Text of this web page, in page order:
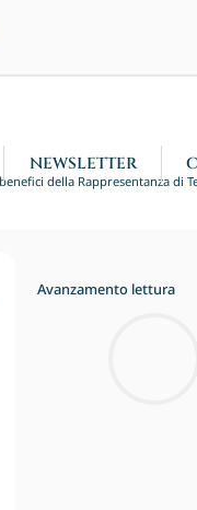
NEWSLETTER
della Rappresentanza di
Avanzamento lettura